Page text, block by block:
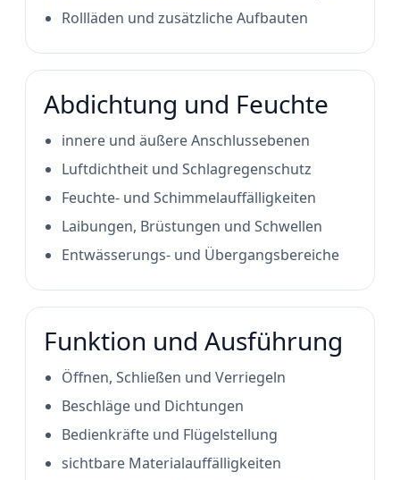
Rollläden und zusätzliche Aufbauten
Abdichtung und Feuchte
innere und äußere Anschlussebenen
Luftdichtheit und Schlagregenschutz
Feuchte- und Schimmelauffälligkeiten
Laibungen, Brüstungen und Schwellen
Entwässerungs- und Übergangsbereiche
Funktion und Ausführung
Öffnen, Schließen und Verriegeln
Beschläge und Dichtungen
Bedienkräfte und Flügelstellung
sichtbare Materialauffälligkeiten